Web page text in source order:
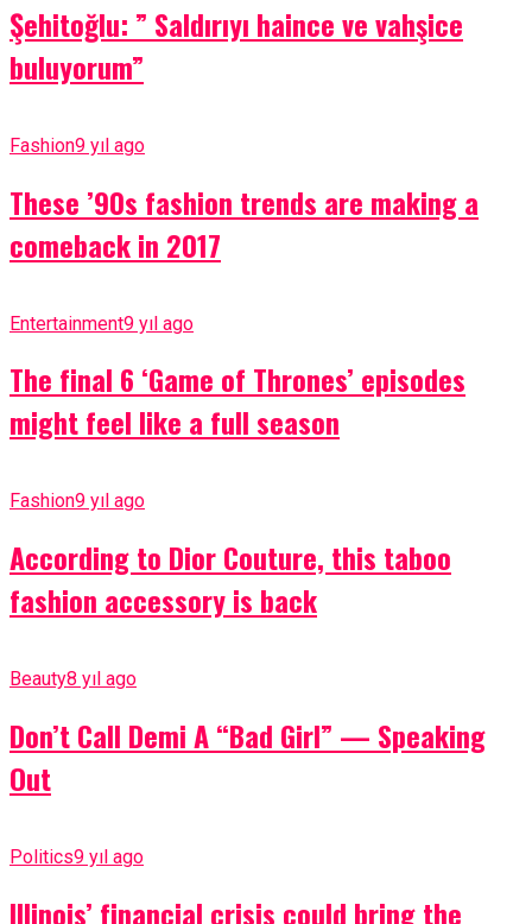
Şehitoğlu: ” Saldırıyı haince ve vahşice
buluyorum”
Fashion9 yıl ago
These ’90s fashion trends are making a
comeback in 2017
Entertainment9 yıl ago
The final 6 ‘Game of Thrones’ episodes
might feel like a full season
Fashion9 yıl ago
According to Dior Couture, this taboo
fashion accessory is back
Beauty8 yıl ago
Don’t Call Demi A “Bad Girl” — Speaking
Out
Politics9 yıl ago
Illinois’ financial crisis could bring the